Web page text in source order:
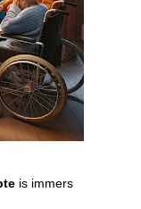
is immers